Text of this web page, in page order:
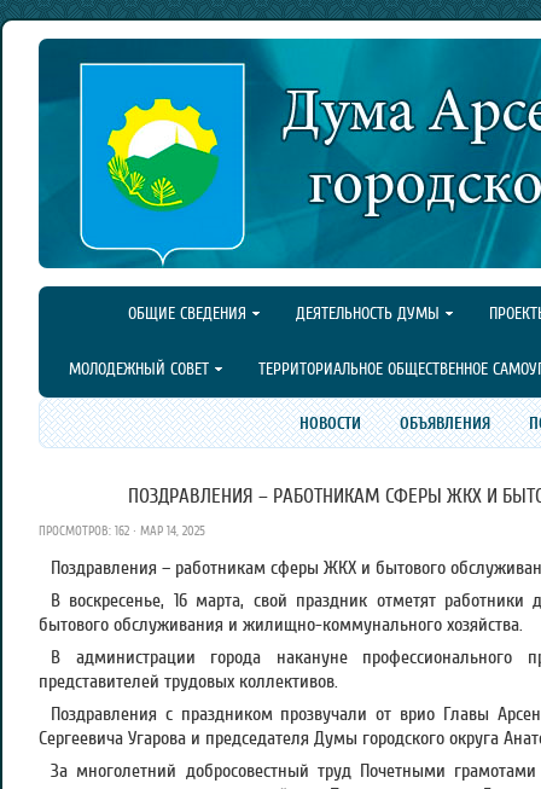
ОБЩИЕ СВЕДЕНИЯ ДЕЯТЕЛЬНОСТЬ ДУМЫ
МОЛОДЕЖНЫЙ СОВЕТ ТЕРРИТОРИАЛЬНОЕ ОБЩЕСТВЕННОЕ
НОВОСТИ ОБЪЯВЛЕНИЯ
ПОЗДРАВЛЕНИЯ – РАБОТНИКАМ СФЕРЫ ЖКХ И
ПРОСМОТРОВ: 162 · МАР 14, 2025
Поздравления – работникам сферы ЖКХ и бытового
В воскресенье, 16 марта, свой праздник отметят
бытового обслуживания и жилищно-коммунального хозяйства.
В администрации города накануне профессионального
представителей трудовых коллективов.
Поздравления с праздником прозвучали от врио Главы
Сергеевича Угарова и председателя Думы городского округа
За многолетний добросовестный труд Почетными